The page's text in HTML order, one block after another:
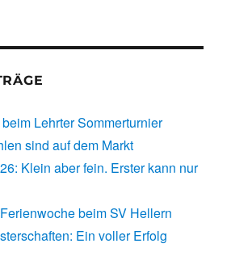
Lehrter Sommerturnier
sind auf dem Markt
Klein aber fein. Erster kann nur
beim SV Hellern
Ein voller Erfolg